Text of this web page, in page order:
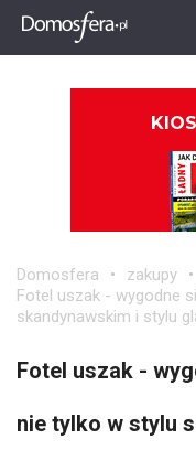
Domosfera
zakupy
Fotel uszak - wygodne
skandynawskim i stylu
Fotel uszak -
nie tylko w stylu